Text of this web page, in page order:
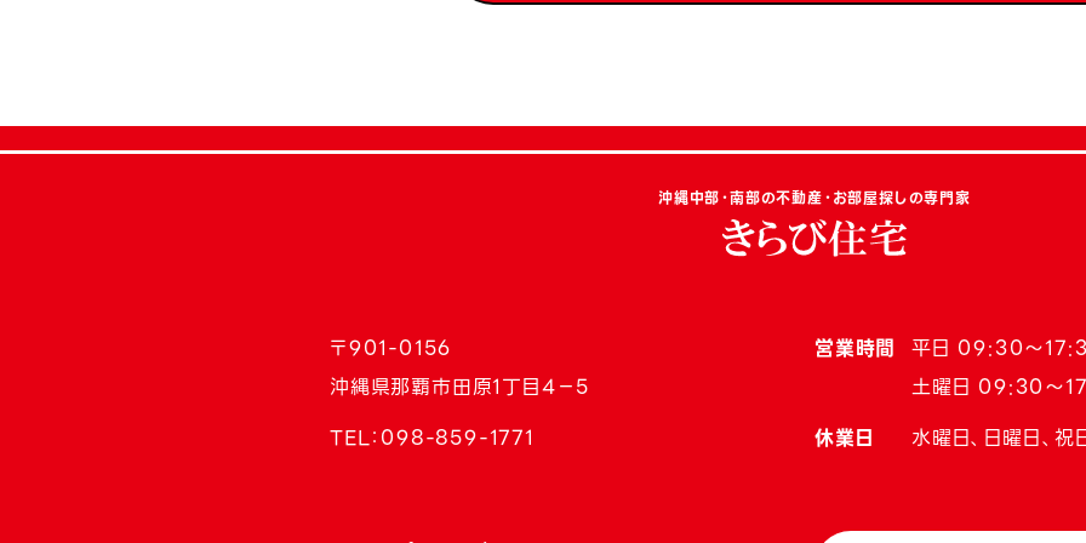
沖縄中部・南部の不動産・お部屋探しの専門家
〒901-0156
沖縄県那覇市田原1丁目4−5
TEL： 098-859-1771
営業時間 平日 09:30〜
土曜日 09:30〜
休業日
水曜日、日曜日、祝